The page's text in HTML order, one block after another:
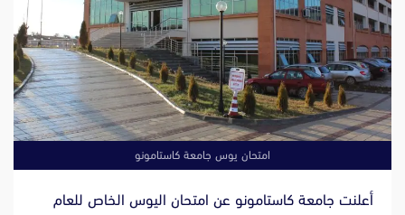
امتحان يوس جامعة كاستامونو
أعلنت جامعة كاستامونو عن امتحان اليوس الخاص للعام